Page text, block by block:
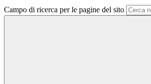
Campo di ricerca per le pagine del sito